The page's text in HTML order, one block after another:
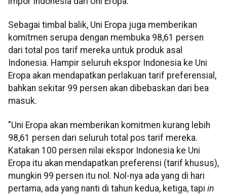
Sebagai timbal balik, Uni Eropa juga memberikan
komitmen serupa dengan membuka 98,61 persen
dari total pos tarif mereka untuk produk asal
Indonesia. Hampir seluruh ekspor Indonesia ke Uni
Eropa akan mendapatkan perlakuan tarif preferensial,
bahkan sekitar 99 persen akan dibebaskan dari bea
masuk.
"Uni Eropa akan memberikan komitmen kurang lebih
98,61 persen dari seluruh total pos tarif mereka.
Katakan 100 persen nilai ekspor Indonesia ke Uni
Eropa itu akan mendapatkan preferensi (tarif khusus),
mungkin 99 persen itu nol. Nol-nya ada yang di hari
pertama, ada yang nanti di tahun kedua, ketiga, tapi in